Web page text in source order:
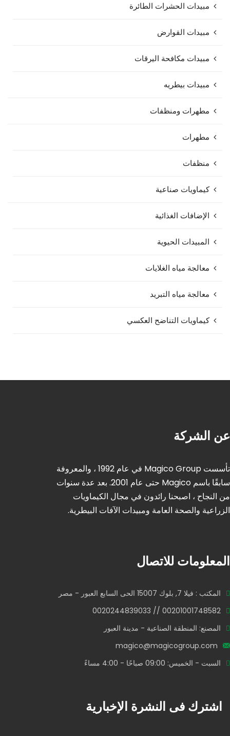
مبيدات الحشرات الطائرة
مبيدات القوارض
مبيدات مكافحة اليرقات
مبيدات بيطريه
مطهرات ومنظفات
مطهرات
منظفات
كيماويات صناعية
الإضافات الغذائية
المبيدات الحيوية
معالجة مياه الغلايات
معالجة مياه التبريد
كيماويات التناضح العكسي
عن الشركة
تأسست Magico Group في عام 1992 ، والمعروفة
سابقًا باسم Magico حتى عام 2001. بعد عدة سنوات
من النجاح ، اصبحنا رائدون في مجال الكيماويات
الزراعية والصحة العامة ومبيدات الآفات البيطرية.
المعلومات للاتصال
المكتب : فيلا 7, بلوك 15007 الحى السابع العبور - مصر
00201001748582 // 0020244839033
المصنع: المنطقة الصناعية - مدينة العبور
magico@magicogroup.com
السبت - الخميس: 09:00 صباحًا - 4:00 مساءً
اشترك فى النشرة الإخبارية